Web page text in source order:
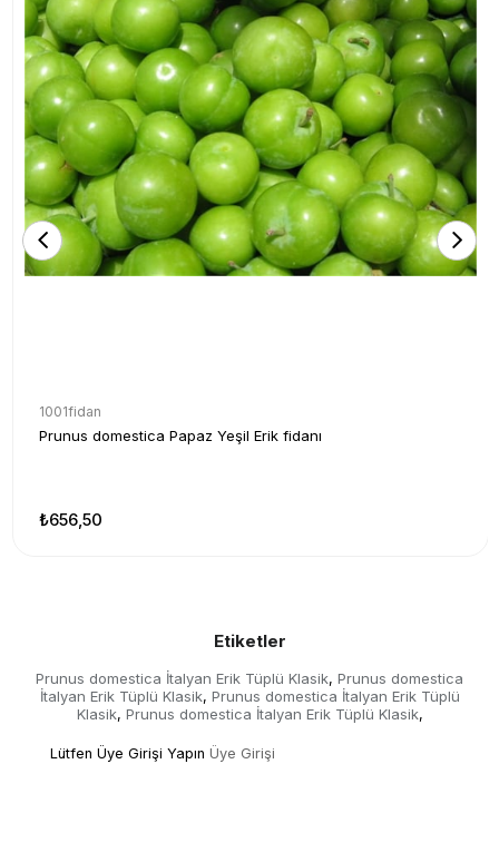
1001fidan
Prunus domestica Papaz Yeşil Erik fidanı
₺656,50
Etiketler
Prunus domestica İtalyan Erik Tüplü Klasik, Prunus domestica
İtalyan Erik Tüplü Klasik, Prunus domestica İtalyan Erik Tüplü
Klasik, Prunus domestica İtalyan Erik Tüplü Klasik,
Lütfen Üye Girişi Yapın Üye Girişi